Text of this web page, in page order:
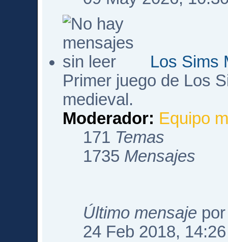
Los Sims
Primer juego de Los
medieval.
Moderador: Equipo
171 Temas
1735 Mensajes
Último mensaje
24 Feb 2018, 14:26